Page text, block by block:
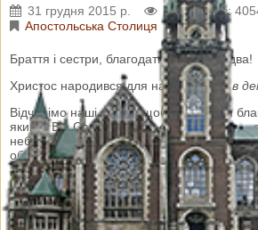
31 грудня 2015 р. Переглядів:
Апостольська Столиця
Браття і сестри, благодатного вам Різдва!
Христос народився для нас, ликуймо в
Відчинімо наші серця, щоби прийняти
яким є Він Сам: Ісус – це світлий «день»,
небокраєм людства. День милосердя, в
об’явив людству Свою безмежну ніжність.
розсіває пітьму страху й тривоги. День
можливим зустрітися, вести діалог і,
День радості: «великої радості» для
для всього люду (пор. Лк 2,10).